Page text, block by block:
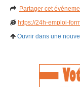
Partager cet
https://24h-emploi-
Ouvrir dans une